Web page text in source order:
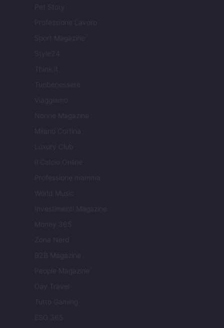
Pet Story
Professione Lavoro
Sport Magazine
Style24
Think.it
Tuobenessere
Viaggiamo
Nonne Magazine
Milano Cortina
Luxury Club
Il Calcio Online
Professione mamma
World Music
Investimenti Magazine
Money 365
Zona Nerd
B2B Magazine
People Magazine
Day Travel
Tutto Gaming
ESG 365